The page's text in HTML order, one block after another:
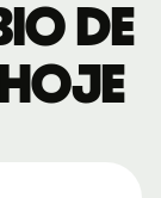
de
hoje